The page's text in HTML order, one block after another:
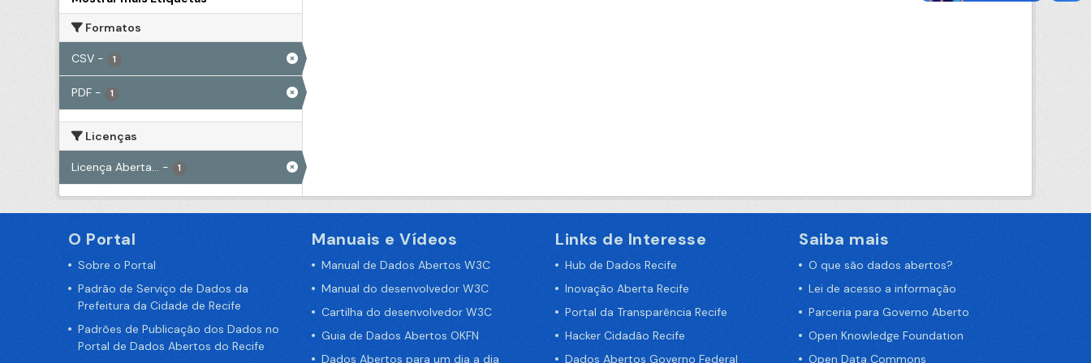
Formatos
CSV - 1
PDF - 1
Licenças
Licença Aberta... - 1
O Portal
Sobre o Portal
Padrão de Serviço de Dados da
Prefeitura da Cidade de Recife
Padrões de Publicação dos Dados no
Portal de Dados Abertos do Recife
Manuais e Vídeos
Manual de Dados Abertos W3C
Manual do desenvolvedor W3C
Cartilha do desenvolvedor W3C
Guia de Dados Abertos OKFN
Dados Abertos para um dia a dia
Links de Interesse
Hub de Dados Recife
Inovação Aberta Recife
Portal da Transparência Recife
Hacker Cidadão Recife
Dados Abertos Governo Federal
Saiba mais
O que são dados abertos?
Lei de acesso a informação
Parceria para Governo Aberto
Open Knowledge Foundation
Open Data Commons